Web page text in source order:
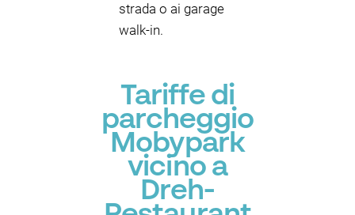
strada o ai garage
walk-in.
Tariffe di
parcheggio
Mobypark
vicino a
Dreh-